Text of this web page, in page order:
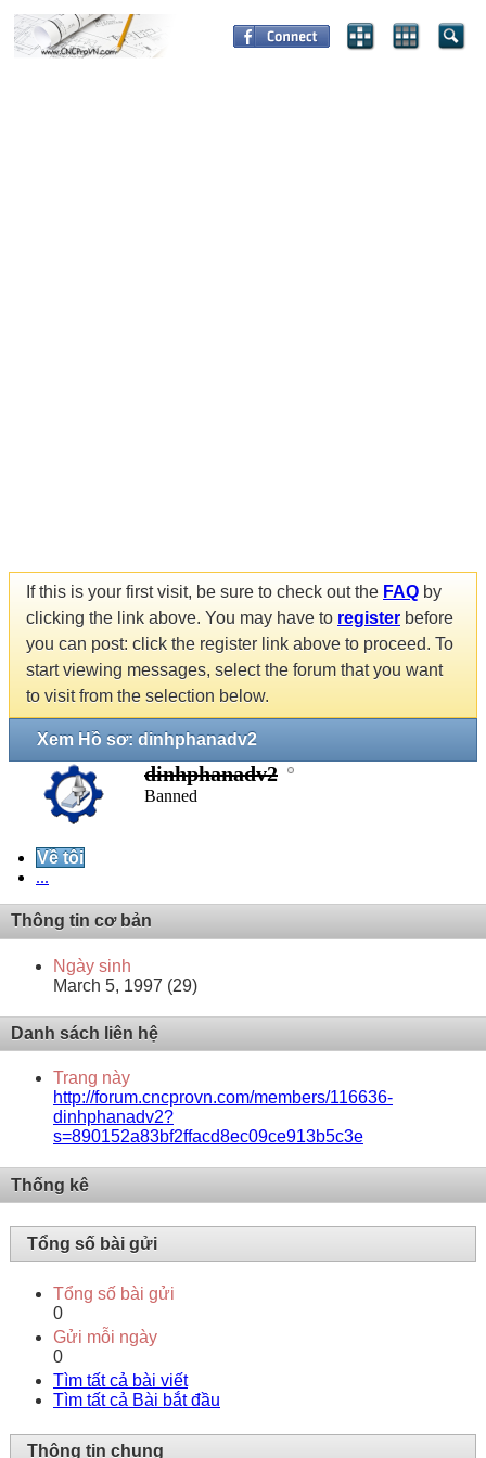
If this is your first visit, be sure to check out the FAQ by
clicking the link above. You may have to register before
you can post: click the register link above to proceed. To
start viewing messages, select the forum that you want
to visit from the selection below.
Xem Hồ sơ: dinhphanadv2
dinhphanadv2
Banned
Về tôi
...
Thông tin cơ bản
Ngày sinh
March 5, 1997 (29)
Danh sách liên hệ
Trang này
http://forum.cncprovn.com/members/116636-
dinhphanadv2?
s=890152a83bf2ffacd8ec09ce913b5c3e
Thống kê
Tổng số bài gửi
Tổng số bài gửi
0
Gửi mỗi ngày
0
Tìm tất cả bài viết
Tìm tất cả Bài bắt đầu
Thông tin chung